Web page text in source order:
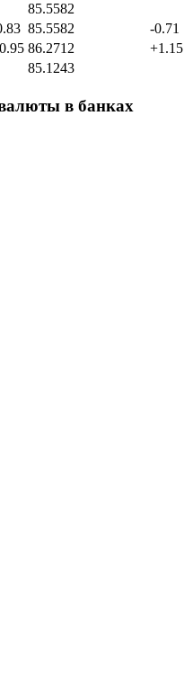
85.5582
85.5582
-0.71
86.2712
+1.15
85.1243
в банках